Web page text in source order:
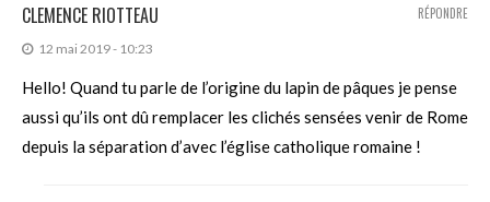
CLEMENCE RIOTTEAU
12 mai 2019 - 10:23
Hello! Quand tu parle de l’origine du lapin de pâques je pense
aussi qu’ils ont dû remplacer les clichés sensées venir de Rome
depuis la séparation d’avec l’église catholique romaine !
RÉPONDRE